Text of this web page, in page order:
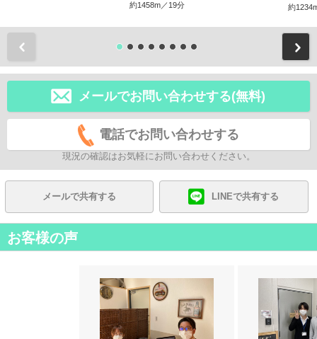
約1458m／19分
約
メールでお問い合わせする(無料)
電話でお問い合わせする
現況の確認はお気軽にお問い合わせください。
メールで共有する LINEで共有する
お客様の声